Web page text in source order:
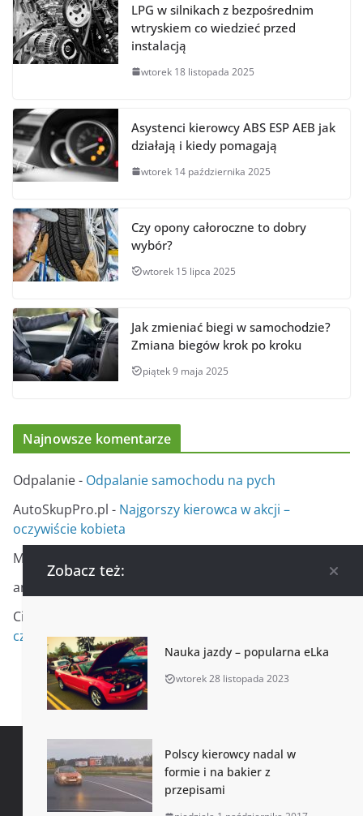
LPG w silnikach z bezpośrednim
wtryskiem co wiedzieć przed
instalacją
wtorek 18 listopada 2025
Asystenci kierowcy ABS ESP AEB jak
działają i kiedy pomagają
wtorek 14 października 2025
Czy opony całoroczne to dobry
wybór?
wtorek 15 lipca 2025
Jak zmieniać biegi w samochodzie?
Zmiana biegów krok po kroku
piątek 9 maja 2025
Najnowsze komentarze
Odpalanie- Odpalanie samochodu na pych
AutoSkupPro.pl - Najgorszy kierowca w akcji –
oczywiście kobieta
Michał
anita
Ciekawy
czego zależy koszt?
Polityka Prywatności Kontakt
Copyright © 2008 - 2025
Motoryzacja dla wszystkich
Zobacz też:
Nauka jazdy – popularna eLka
wtorek 28 listopada 2023
Polscy kierowcy nadal w
formie i na bakier z
przepisami